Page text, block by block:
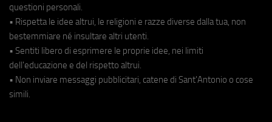
questioni personali.
• Rispetta le idee altrui, le religioni e razze diverse dalla tua, non
bestemmiare né insultare altri utenti.
• Sentiti libero di esprimere le proprie idee, nei limiti
dell'educazione e del rispetto altrui.
• Non inviare messaggi pubblicitari, catene di Sant'Antonio o cose
simili.